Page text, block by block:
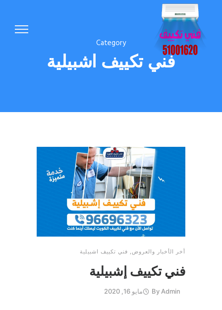
Category
فني تكييف اشبيلية
أخر الأخبار والعروض , فني تكييف اشبيلية
فني تكييف إشبيلية
By Admin مايو 16, 2020